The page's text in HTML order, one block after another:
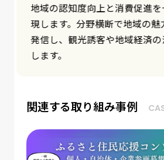
拡大に向けた取り組みの設計
ています。
関連する取り組み事例